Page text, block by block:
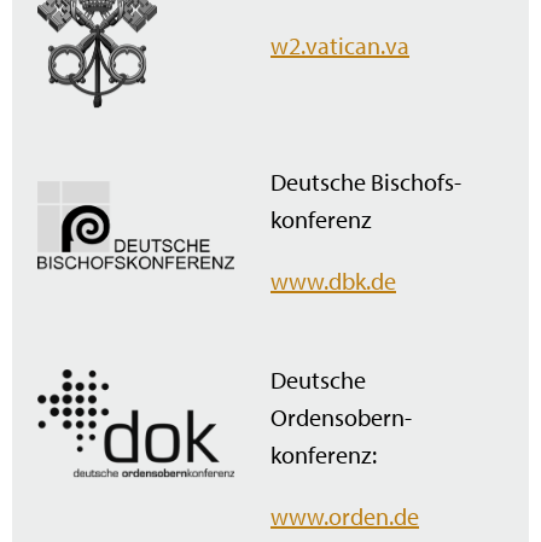
w2.vatican.va
Deutsche Bischofs­
konferenz
www.dbk.de
Deutsche
Ordensobern­
konferenz:
www.orden.de